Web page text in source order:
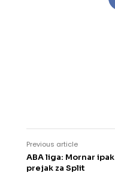
Previous article
ABA liga: Mornar ipak
prejak za Split